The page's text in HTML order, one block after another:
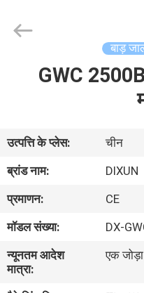
वीआर
शो
हमारे
बारे
में
Mesh
Products
बाड़
GWC
उत्पत्ति के प्लेस:
चीन
ब्रांड नाम:
DIXUN
प्रमाणन:
CE
मॉडल संख्या:
DX-
न्यूनतम आदेश
मात्रा:
एक जोड़ा